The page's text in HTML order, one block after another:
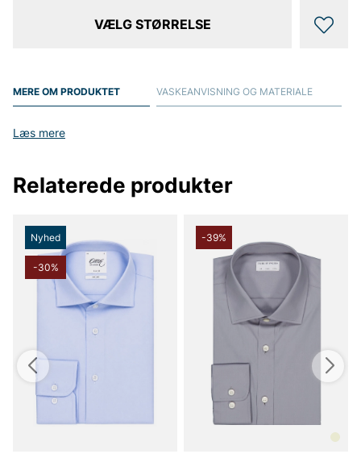
VÆLG STØRRELSE
MERE OM PRODUKTET
Læs mere
VASKEANVISNING OG MATERIALE
Relaterede produkter
Nyhed
-30%
-39%